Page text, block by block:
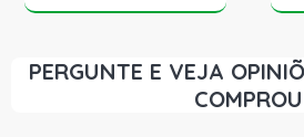
PERGUNTE E VEJA
COMPROU